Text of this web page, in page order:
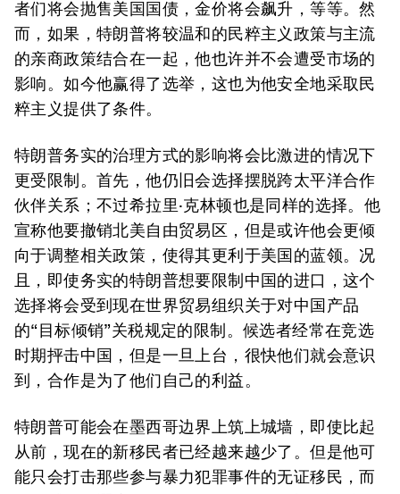
者们将会抛售美国国债，金价将会飙升，等等。然
而，如果，特朗普将较温和的民粹主义政策与主流
的亲商政策结合在一起，他也许并不会遭受市场的
影响。如今他赢得了选举，这也为他安全地采取民
粹主义提供了条件。
特朗普务实的治理方式的影响将会比激进的情况下
更受限制。首先，他仍旧会选择摆脱跨太平洋合作
伙伴关系；不过希拉里·克林顿也是同样的选择。他
宣称他要撤销北美自由贸易区，但是或许他会更倾
向于调整相关政策，使得其更利于美国的蓝领。况
且，即使务实的特朗普想要限制中国的进口，这个
选择将会受到现在世界贸易组织关于对中国产品
的“目标倾销”关税规定的限制。候选者经常在竞选
时期抨击中国，但是一旦上台，很快他们就会意识
到，合作是为了他们自己的利益。
特朗普可能会在墨西哥边界上筑上城墙，即使比起
从前，现在的新移民者已经越来越少了。但是他可
能只会打击那些参与暴力犯罪事件的无证移民，而